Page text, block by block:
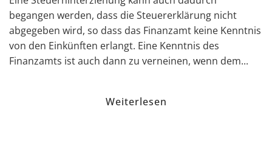
begangen werden, dass die Steuererklärung nicht
abgegeben wird, so dass das Finanzamt keine Kenntnis
von den Einkünften erlangt. Eine Kenntnis des
Finanzamts ist auch dann zu verneinen, wenn dem...
Weiterlesen